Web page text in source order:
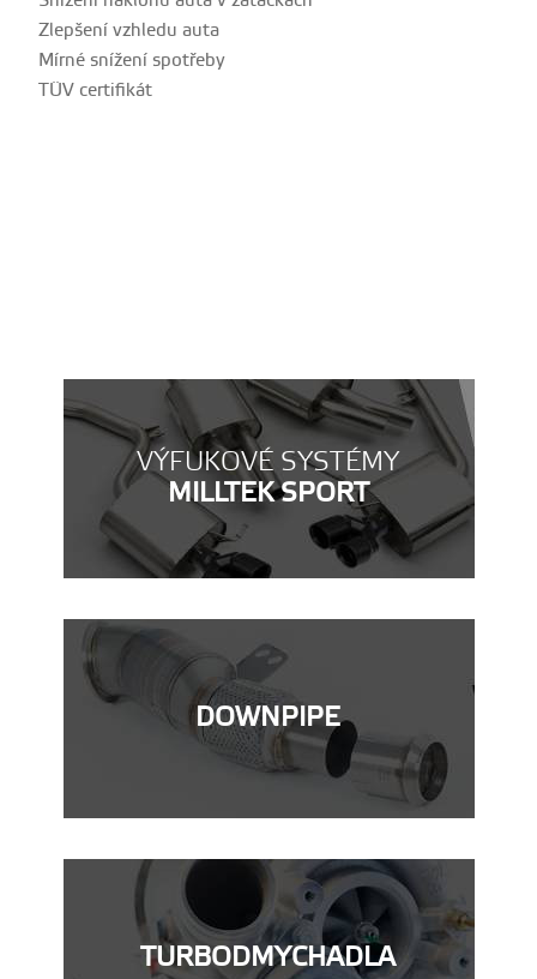
Zlepšení vzhledu auta
Mírné snížení spotřeby
TÜV certifikát
VÝFUKOVÉ SYSTÉMY
MILLTEK SPORT
DOWNPIPE
TURBODMYCHADLA